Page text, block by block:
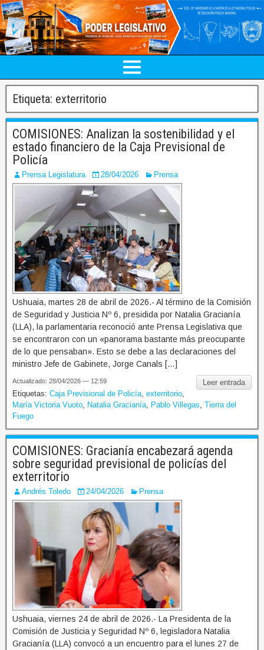
Etiqueta: exterritorio
COMISIONES: Analizan la sostenibilidad y el
estado financiero de la Caja Previsional de
Policía
Prensa Legislatura 28/04/2026 Prensa
Ushuaia, martes 28 de abril de 2026.- Al término de la Comisión
de Seguridad y Justicia Nº 6, presidida por Natalia Gracianía
(LLA), la parlamentaria reconoció ante Prensa Legislativa que
se encontraron con un «panorama bastante más preocupante
de lo que pensaban». Esto se debe a las declaraciones del
ministro Jefe de Gabinete, Jorge Canals […]
Leer entrada
Actualizado: 28/04/2026 — 12:59
Etiquetas: Caja Previsional de Policía exterritorio
María Victoria Vuoto
Natalia Gracianía Pablo Villegas Tierra del
Fuego
COMISIONES: Gracianía encabezará agenda
sobre seguridad previsional de policías del
exterritorio
Andrés Toledo 24/04/2026 Prensa
Ushuaia, viernes 24 de abril de 2026.- La Presidenta de la
Comisión de Justicia y Seguridad Nº 6, legisladora Natalia
Gracianía (LLA) convocó a un encuentro para el lunes 27 de